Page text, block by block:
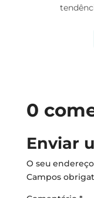
0
Enviar
O seu
Campos